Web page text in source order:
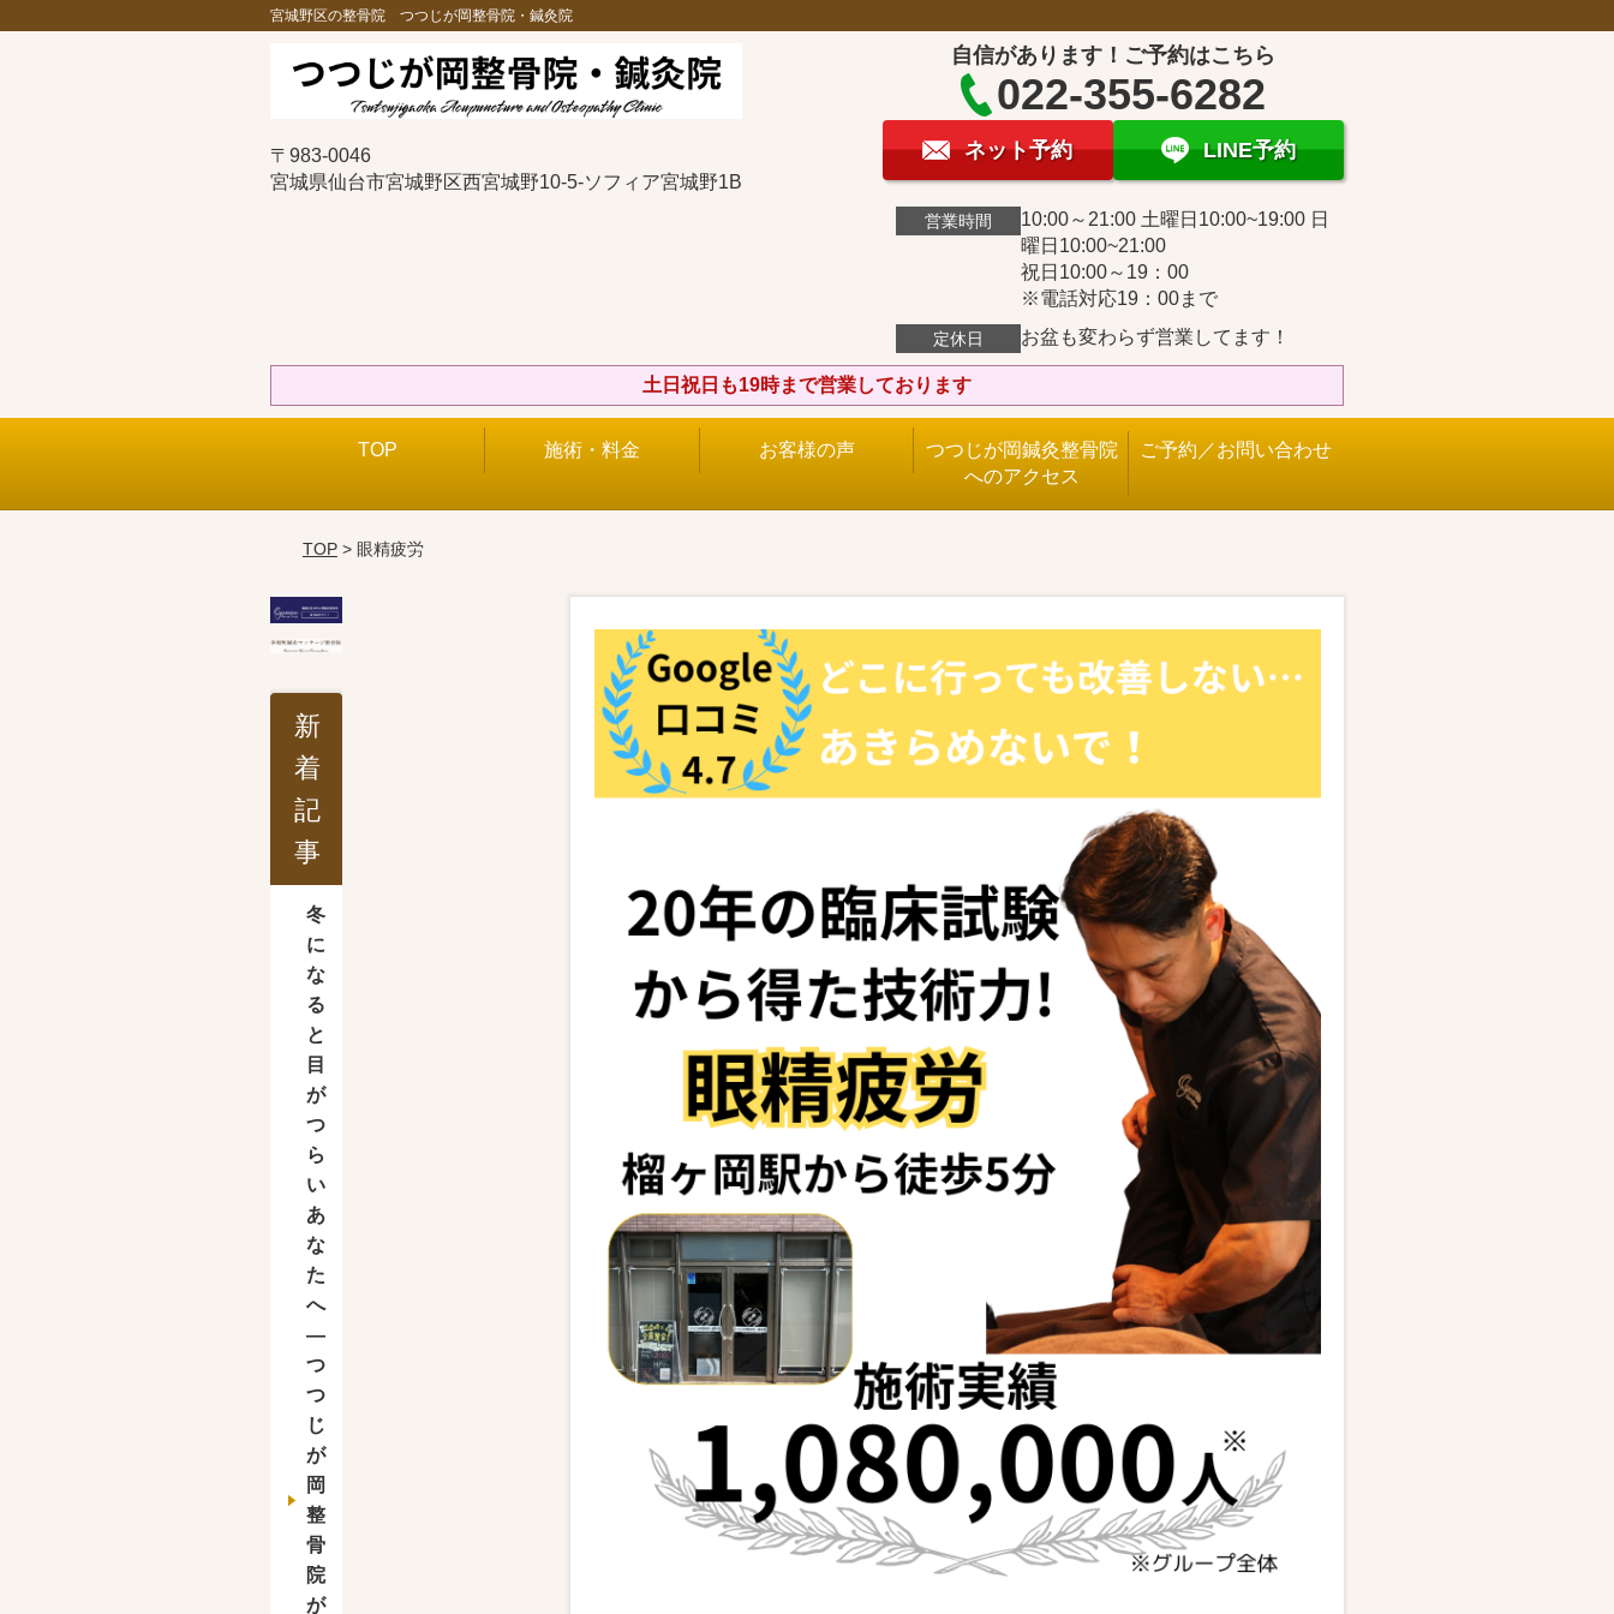
宮城野区の整骨院 つつじが岡整骨院・鍼灸院
〒983-0046
宮城県仙台市宮城野区西宮城野10-5-ソフィア宮城野1B
自信があります！ご予約はこちら
022-355-6282
ネット予約 LINE予約
営業時間
10:00～21:00 土曜日10:00~19:00 日
曜日10:00~21:00
祝日10:00～19：00
※電話対応19：00まで
定休日 お盆も変わらず営業してます！
土日祝日も19時まで営業しております
TOP 施術・料金 お客様の声
つつじが岡鍼灸整骨院
へのアクセス
ご予約／お問い合わせ
TOP> 眼精疲労
新
着
記
事
冬
に
な
る
と
目
が
つ
ら
い
あ
な
た
へ
―
つ
つ
じ
が
岡
整
骨
院
が